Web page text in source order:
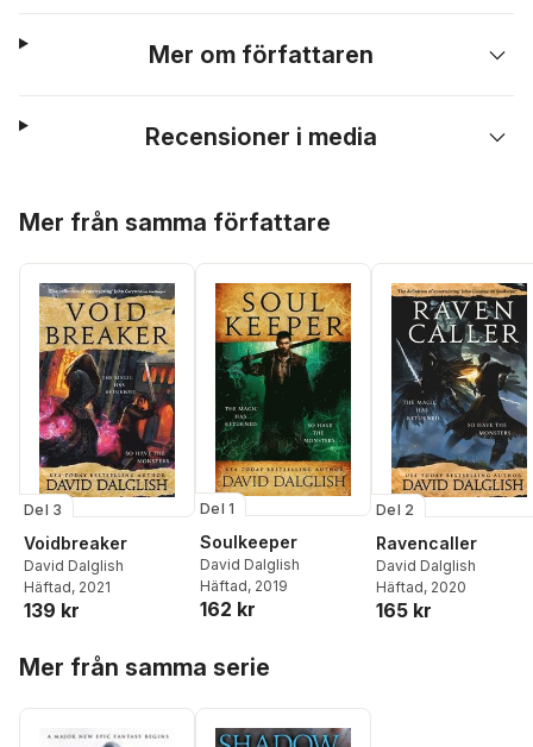
Mer om författaren
Recensioner i media
Mer från samma författare
Del 3
Voidbreaker
David Dalglish
Häftad, 2021
139 kr
Del 1
Soulkeeper
David Dalglish
Häftad, 2019
162 kr
Del 2
Ravencaller
David Dalglish
Häftad, 2020
165 kr
Mer från samma serie